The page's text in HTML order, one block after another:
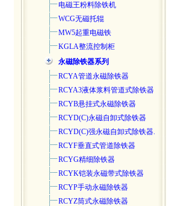
电磁王粉料除铁机
WCG无磁托辊
MW5起重电磁铁
KGLA整流控制柜
永磁除铁器系列
RCYA管道永磁除铁器
RCYA3液体浆料管道式除铁器
RCYB悬挂式永磁除铁器
RCYD(C)永磁自卸式除铁器
RCYD(C)强永磁自卸式除铁器.
RCYF垂直式管道除铁器
RCYG精细除铁器
RCYK铠装永磁带式除铁器
RCYP手动永磁除铁器
RCYZ筒式永磁除铁器